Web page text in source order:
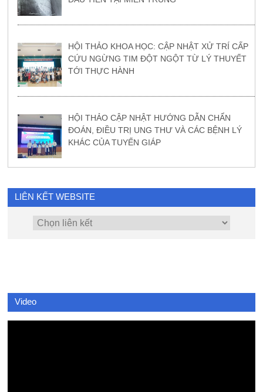
HỘI THẢO KHOA HỌC: CẬP NHẬT XỬ TRÍ CẤP
CỨU NGỪNG TIM ĐỘT NGỘT TỪ LÝ THUYẾT
TỚI THỰC HÀNH
HỘI THẢO CẬP NHẬT HƯỚNG DẪN CHẨN
ĐOÁN, ĐIỀU TRỊ UNG THƯ VÀ CÁC BỆNH LÝ
KHÁC CỦA TUYẾN GIÁP
LIÊN KẾT WEBSITE
Video